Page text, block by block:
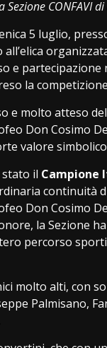
CONFAVI
5 luglio,
e
la
e molto atteso
Don Cosimo
valore
il Campione
continuità
Don Cosimo
la Sezione
percorso
molto alti, con
Palmisano,